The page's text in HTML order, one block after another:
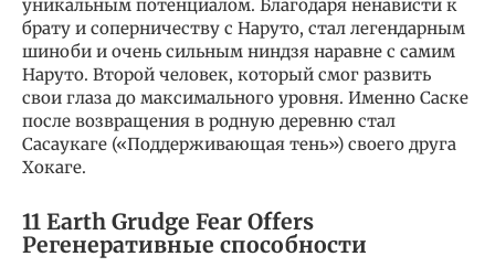
уникальным потенциалом. Благодаря ненависти к
брату и соперничеству с Наруто, стал легендарным
шиноби и очень сильным ниндзя наравне с самим
Наруто. Второй человек, который смог развить
свои глаза до максимального уровня. Именно Саске
после возвращения в родную деревню стал
Сасаукаге («Поддерживающая тень») своего друга
Хокаге.
11 Earth Grudge Fear Offers
Регенеративные способности